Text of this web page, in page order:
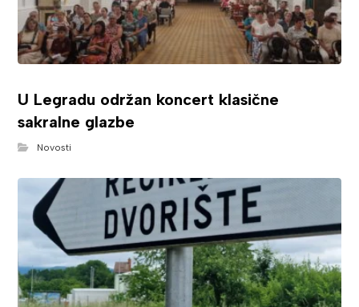
U Legradu održan koncert klasične
sakralne glazbe
Novosti